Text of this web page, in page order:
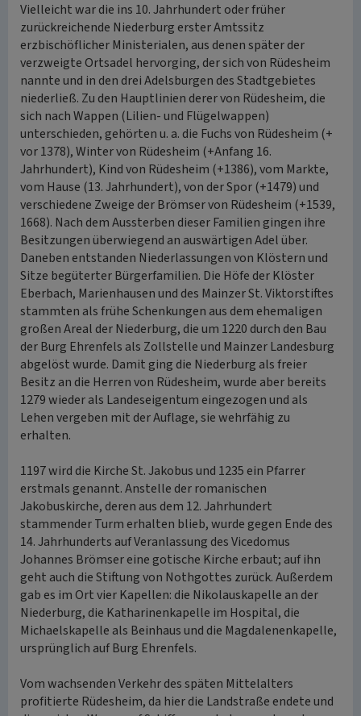
Vielleicht war die ins 10. Jahrhundert oder früher
zurückreichende Niederburg erster Amtssitz
erzbischöflicher Ministerialen, aus denen später der
verzweigte Ortsadel hervorging, der sich von Rüdesheim
nannte und in den drei Adelsburgen des Stadtgebietes
niederließ. Zu den Hauptlinien derer von Rüdesheim, die
sich nach Wappen (Lilien- und Flügelwappen)
unterschieden, gehörten u. a. die Fuchs von Rüdesheim (+
vor 1378), Winter von Rüdesheim (+Anfang 16.
Jahrhundert), Kind von Rüdesheim (+1386), vom Markte,
vom Hause (13. Jahrhundert), von der Spor (+1479) und
verschiedene Zweige der Brömser von Rüdesheim (+1539,
1668). Nach dem Aussterben dieser Familien gingen ihre
Besitzungen überwiegend an auswärtigen Adel über.
Daneben entstanden Niederlassungen von Klöstern und
Sitze begüterter Bürgerfamilien. Die Höfe der Klöster
Eberbach, Marienhausen und des Mainzer St. Viktorstiftes
stammten als frühe Schenkungen aus dem ehemaligen
großen Areal der Niederburg, die um 1220 durch den Bau
der Burg Ehrenfels als Zollstelle und Mainzer Landesburg
abgelöst wurde. Damit ging die Niederburg als freier
Besitz an die Herren von Rüdesheim, wurde aber bereits
1279 wieder als Landeseigentum eingezogen und als
Lehen vergeben mit der Auflage, sie wehrfähig zu
erhalten.
1197 wird die Kirche St. Jakobus und 1235 ein Pfarrer
erstmals genannt. Anstelle der romanischen
Jakobuskirche, deren aus dem 12. Jahrhundert
stammender Turm erhalten blieb, wurde gegen Ende des
14. Jahrhunderts auf Veranlassung des Vicedomus
Johannes Brömser eine gotische Kirche erbaut; auf ihn
geht auch die Stiftung von Nothgottes zurück. Außerdem
gab es im Ort vier Kapellen: die Nikolauskapelle an der
Niederburg, die Katharinenkapelle im Hospital, die
Michaelskapelle als Beinhaus und die Magdalenenkapelle,
ursprünglich auf Burg Ehrenfels.
Vom wachsenden Verkehr des späten Mittelalters
profitierte Rüdesheim, da hier die Landstraße endete und